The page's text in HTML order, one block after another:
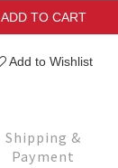
ADD TO CART
Add to Wishlist
Shipping &
Payment